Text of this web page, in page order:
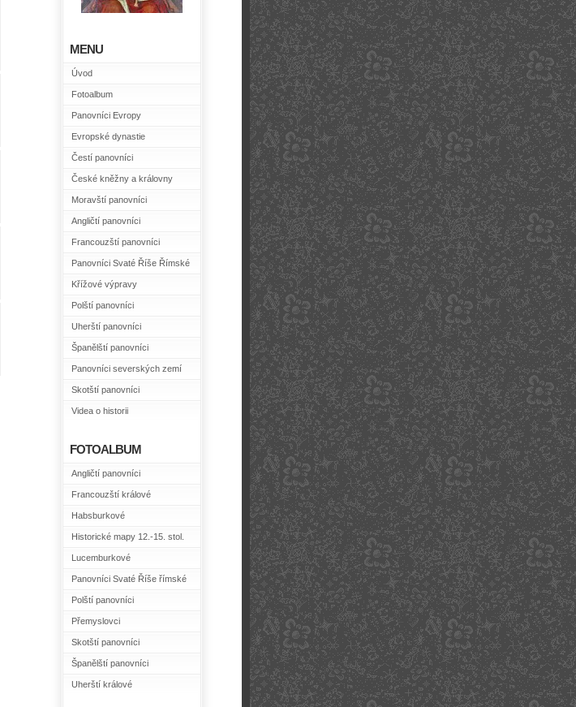
MENU
Úvod
Fotoalbum
Panovníci Evropy
Evropské dynastie
Čestí panovníci
České kněžny a královny
Moravští panovníci
Angličtí panovníci
Francouzští panovníci
Panovníci Svaté Říše Římské
Křížové výpravy
Polští panovníci
Uherští panovníci
Španělští panovníci
Panovníci severských zemí
Skotští panovníci
Videa o historii
FOTOALBUM
Angličtí panovníci
Francouzští králové
Habsburkové
Historické mapy 12.-15. stol.
Lucemburkové
Panovníci Svaté Říše římské
Polští panovníci
Přemyslovci
Skotští panovníci
Španělští panovníci
Uherští králové